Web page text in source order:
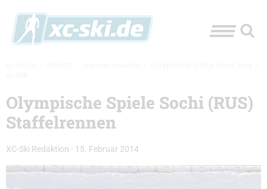
Olympische Spiele Sochi (RUS)
Staffelrennen
XC-Ski Redaktion - 15. Februar 2014